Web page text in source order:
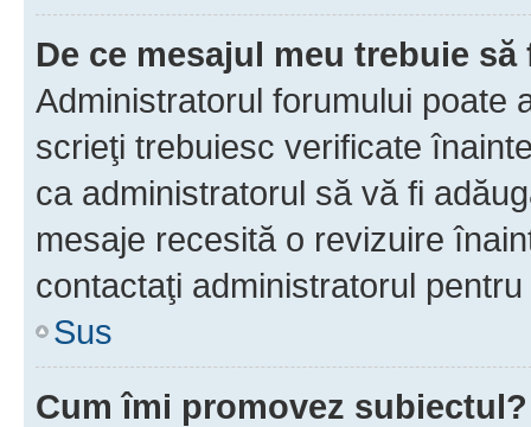
De ce mesajul meu trebuie
Administratorul forumului poate
scrieţi trebuiesc verificate
ca administratorul să vă fi
mesaje recesită o revizuire
contactaţi administratorul
Sus
Cum îmi promovez subiectul?